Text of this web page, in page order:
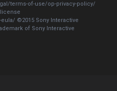
terms-of-use/op-privacy-policy/
©2015 Sony Interactive
of Sony Interactive